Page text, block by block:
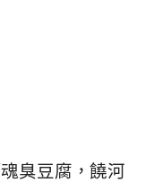
臭豆腐，饒河